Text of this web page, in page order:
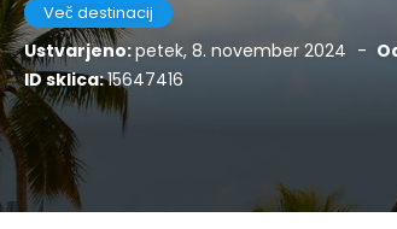
Več destinacij
Ustvarjeno:petek, 8. november 2024 -
ID sklica:15647416